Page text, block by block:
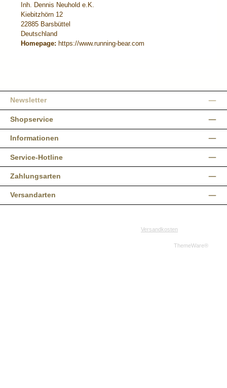
Inh. Dennis Neuhold e.K.
Kiebitzhörn 12
22885 Barsbüttel
Deutschland
Homepage: https://www.running-bear.com
Newsletter
Shopservice
Informationen
Service-Hotline
Zahlungsarten
Versandarten
Versandkosten
ThemeWare®